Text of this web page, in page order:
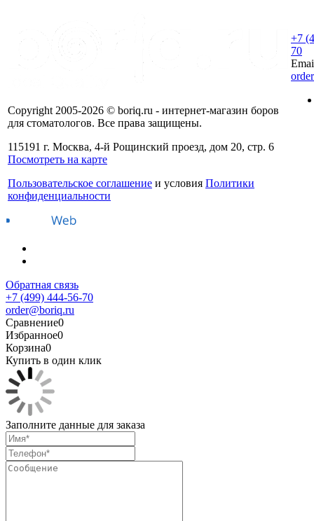
Copyright 2005-2026 © boriq.ru - интернет-магазин боров
для стоматологов. Все права защищены.
115191 г. Москва, 4-й Рощинский проезд, дом 20, стр. 6
Посмотреть на карте
Пользовательское соглашение и условия Политики
конфиденциальности
+7
70
Обратная связь
+7 (499) 444-56-70
order@boriq.ru
Сравнение0
Избранное0
Корзина0
Купить в один клик
Заполните данные для заказа